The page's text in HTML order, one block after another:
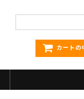
カートの